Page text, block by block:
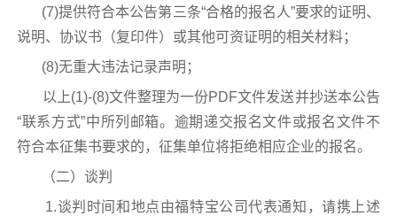
(7)提供符合本公告第三条“合格的报名人”要求的证明、
说明、协议书（复印件）或其他可资证明的相关材料；
(8)无重大违法记录声明；
以上(1)-(8)文件整理为一份PDF文件发送并抄送本公告
“联系方式”中所列邮箱。逾期递交报名文件或报名文件不
符合本征集书要求的，征集单位将拒绝相应企业的报名。
（二）谈判
1.谈判时间和地点由福特宝公司代表通知，请携上述